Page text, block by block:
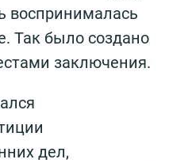
воспринималась
Так было создано
заключения.
дел,